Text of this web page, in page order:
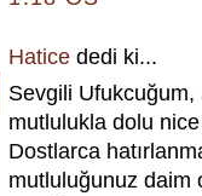
Hatice dedi ki...
Sevgili Ufukcuğum,
mutlulukla dolu
Dostlarca
mutluluğunuz daim